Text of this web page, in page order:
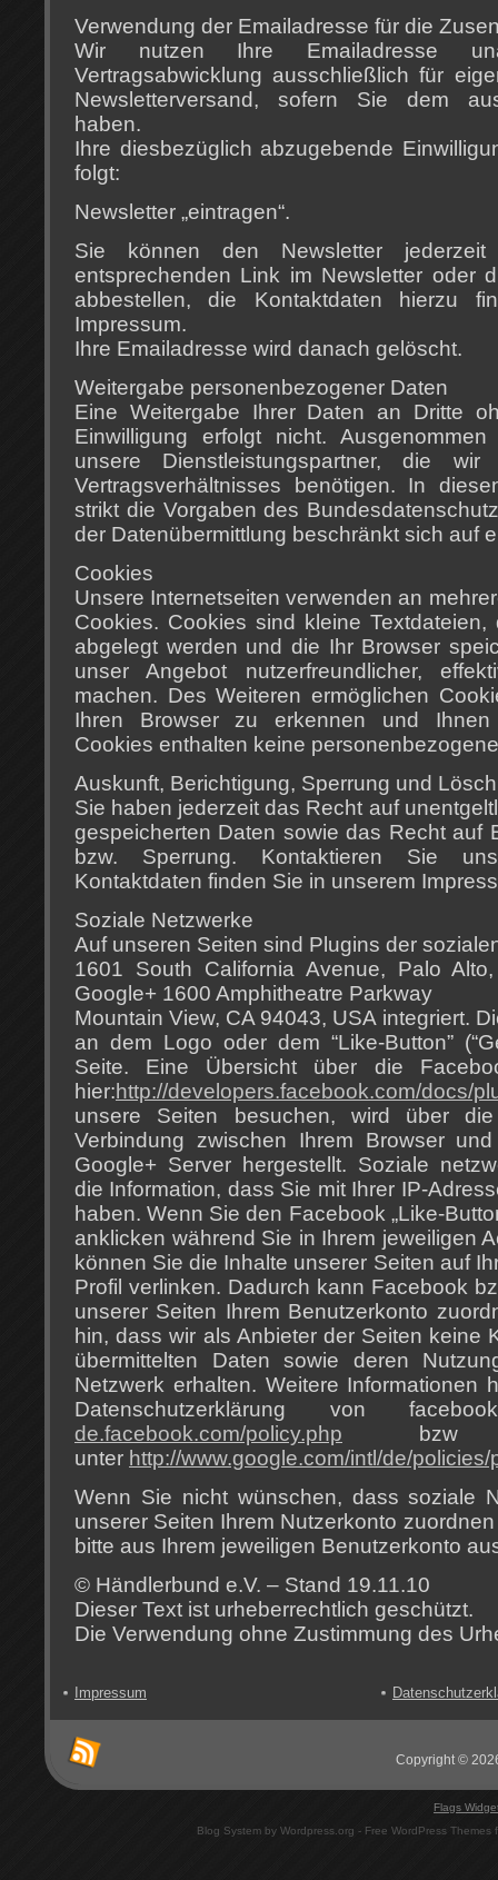
Verwendung der Emailadresse für die
Wir nutzen Ihre Emailadresse
Vertragsabwicklung ausschließlich für
Newsletterversand, sofern Sie dem
haben.
Ihre diesbezüglich abzugebende
folgt:
Newsletter „eintragen“.
Sie können den Newsletter
entsprechenden Link im Newsletter oder
abbestellen, die Kontaktdaten hierzu
Impressum.
Ihre Emailadresse wird danach gelöscht.
Weitergabe personenbezogener Daten
Eine Weitergabe Ihrer Daten an Dritte
Einwilligung erfolgt nicht.
unsere Dienstleistungspartner, die
Vertragsverhältnisses benötigen. In
strikt die Vorgaben des
der Datenübermittlung beschränkt sich auf
Cookies
Unsere Internetseiten verwenden an
Cookies. Cookies sind kleine
abgelegt werden und die Ihr Browser
unser Angebot nutzerfreundlicher,
machen. Des Weiteren ermöglichen
Ihren Browser zu erkennen und Ihnen
Cookies enthalten keine
Auskunft, Berichtigung, Sperrung und
Sie haben jederzeit das Recht auf
gespeicherten Daten sowie das Recht auf
bzw. Sperrung. Kontaktieren Sie
Kontaktdaten finden Sie in unserem
Soziale Netzwerke
Auf unseren Seiten sind Plugins der
1601 South California Avenue, Palo
Google+ 1600 Amphitheatre Parkway
Mountain View, CA 94043, USA integriert.
an dem Logo oder dem “Like-Button”
Seite. Eine Übersicht über die
hier:http://developers.facebook.com/docs/
unsere Seiten besuchen, wird über
Verbindung zwischen Ihrem Browser
Google+ Server hergestellt. Soziale
die Information, dass Sie mit Ihrer IP-
haben. Wenn Sie den Facebook „Like-
anklicken während Sie in Ihrem jeweiligen
können Sie die Inhalte unserer Seiten auf
Profil verlinken. Dadurch kann Facebook
unserer Seiten Ihrem Benutzerkonto
hin, dass wir als Anbieter der Seiten keine
übermittelten Daten sowie deren
Netzwerk erhalten. Weitere Informationen
Datenschutzerklärung von
de.facebook.com/policy.php bzw
unter http://www.google.com/intl/de/policies/
Wenn Sie nicht wünschen, dass soziale
unserer Seiten Ihrem Nutzerkonto
bitte aus Ihrem jeweiligen Benutzerkonto
© Händlerbund e.V. – Stand 19.11.10
Dieser Text ist urheberrechtlich geschützt.
Die Verwendung ohne Zustimmung des
Impressum
Copyright ©
Flags
Blog System by Wordpress.org - Free WordPress Themes